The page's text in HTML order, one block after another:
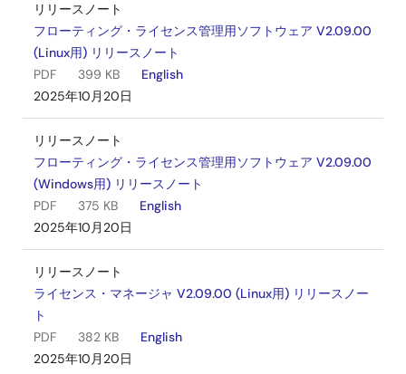
リリースノート
フローティング・ライセンス管理用ソフトウェア V2.09.00
(Linux用) リリースノート
PDF
399 KB
English
2025年10月20日
リリースノート
フローティング・ライセンス管理用ソフトウェア V2.09.00
(Windows用) リリースノート
PDF
375 KB
English
2025年10月20日
リリースノート
ライセンス・マネージャ V2.09.00 (Linux用) リリースノー
ト
PDF
382 KB
English
2025年10月20日